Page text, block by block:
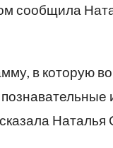
сообщила
в которую
Наталья